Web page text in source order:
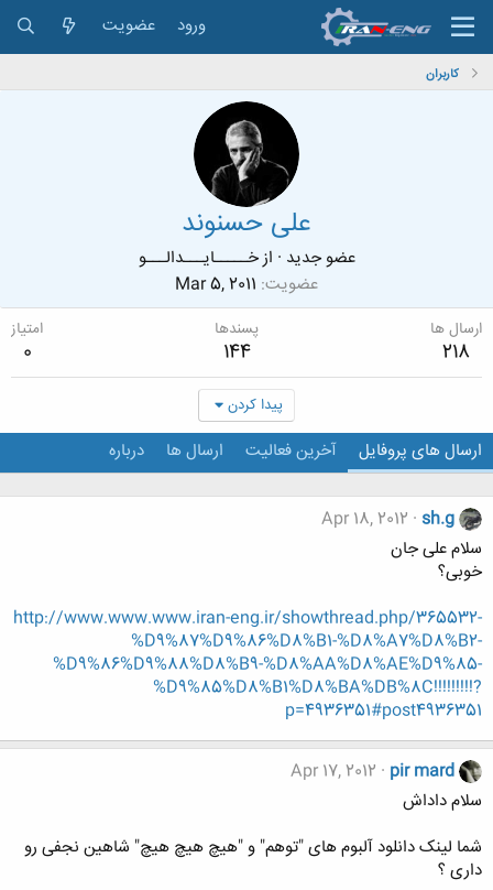
ورود عضویت
کاربران
علی حسنوند
عضو جدید · ازخـــــایـــدالـــو
عضویت Mar 5, 2011
ارسال ها
218
پسندها
144
امتیاز
0
پیدا کردن
ارسال های پروفایل آخرین فعالیت ارسال ها درباره
sh.g
Apr 18, 2012
سلام علی جان
خوبی؟
http://www.www.www.iran-eng.ir/showthread.php/365532-
%D9%87%D9%86%D8%B1-%D8%A7%D8%B2-
%D9%86%D9%88%D8%B9-%D8%AA%D8%AE%D9%85-
%D9%85%D8%B1%D8%BA%DB%8C!!!!!!!!!?
p=4936351#post4936351
pir mard
Apr 17, 2012
سلام داداش
شما لینک دانلود آلبوم های "توهم" و "هیچ هیچ هیچ" شاهین نجفی رو
داری ؟